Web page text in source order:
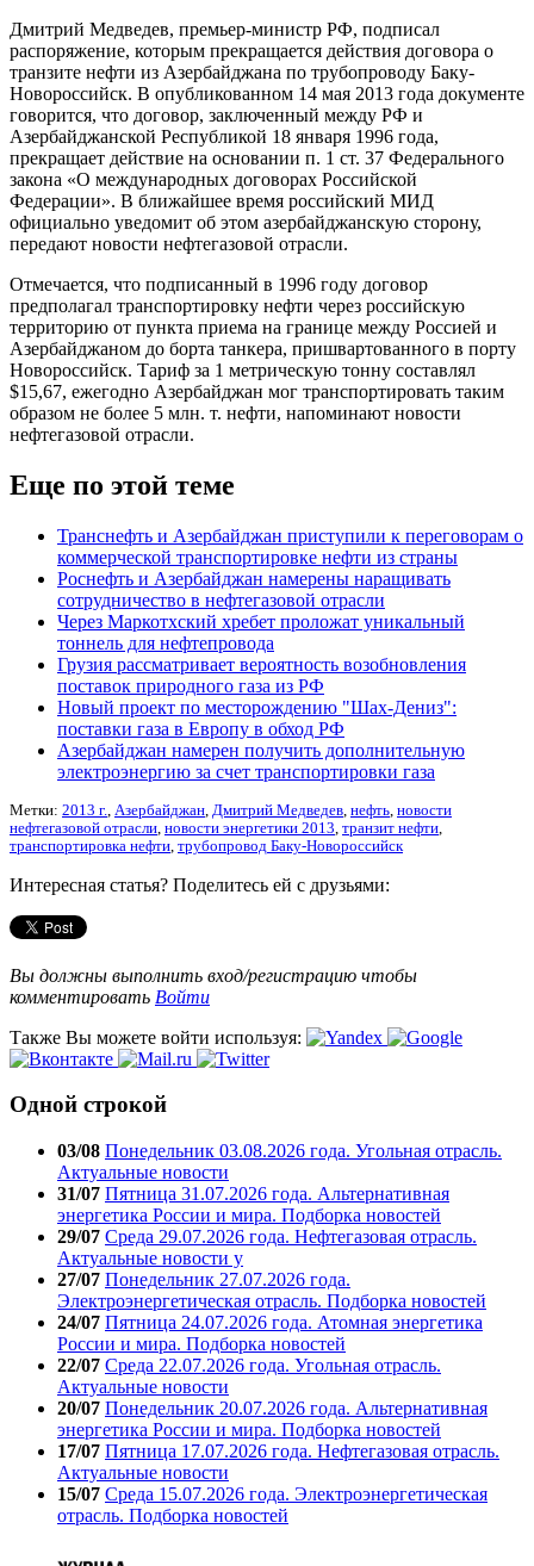
Дмитрий Медведев, премьер-министр РФ, подписал
распоряжение, которым прекращается действия договора о
транзите нефти из Азербайджана по трубопроводу Баку-
Новороссийск. В опубликованном 14 мая 2013 года документе
говорится, что договор, заключенный между РФ и
Азербайджанской Республикой 18 января 1996 года,
прекращает действие на основании п. 1 ст. 37 Федерального
закона «О международных договорах Российской
Федерации». В ближайшее время российский МИД
официально уведомит об этом азербайджанскую сторону,
передают новости нефтегазовой отрасли.
Отмечается, что подписанный в 1996 году договор
предполагал транспортировку нефти через российскую
территорию от пункта приема на границе между Россией и
Азербайджаном до борта танкера, пришвартованного в порту
Новороссийск. Тариф за 1 метрическую тонну составлял
$15,67, ежегодно Азербайджан мог транспортировать таким
образом не более 5 млн. т. нефти, напоминают новости
нефтегазовой отрасли.
Еще по этой теме
Транснефть и Азербайджан приступили к переговорам о
коммерческой транспортировке нефти из страны
Роснефть и Азербайджан намерены наращивать
сотрудничество в нефтегазовой отрасли
Через Маркотхский хребет проложат уникальный
тоннель для нефтепровода
Грузия рассматривает вероятность возобновления
поставок природного газа из РФ
Новый проект по месторождению "Шах-Дениз":
поставки газа в Европу в обход РФ
Азербайджан намерен получить дополнительную
электроэнергию за счет транспортировки газа
Метки: 2013 г. Азербайджан Дмитрий Медведев нефть новости
нефтегазовой отрасли новости энергетики 2013 транзит нефти
транспортировка нефти трубопровод Баку-Новороссийск
Интересная статья? Поделитесь ей с друзьями:
Вы должны выполнить вход/регистрацию чтобы
комментировать Войти
Также Вы можете войти используя:
Одной строкой
03/08 Понедельник 03.08.2026 года. Угольная отрасль.
Актуальные новости
31/07 Пятница 31.07.2026 года. Альтернативная
энергетика России и мира. Подборка новостей
29/07 Среда 29.07.2026 года. Нефтегазовая отрасль.
Актуальные новости у
27/07 Понедельник 27.07.2026 года.
Электроэнергетическая отрасль. Подборка новостей
24/07 Пятница 24.07.2026 года. Атомная энергетика
России и мира. Подборка новостей
22/07 Среда 22.07.2026 года. Угольная отрасль.
Актуальные новости
20/07 Понедельник 20.07.2026 года. Альтернативная
энергетика России и мира. Подборка новостей
17/07 Пятница 17.07.2026 года. Нефтегазовая отрасль.
Актуальные новости
15/07 Среда 15.07.2026 года. Электроэнергетическая
отрасль. Подборка новостей